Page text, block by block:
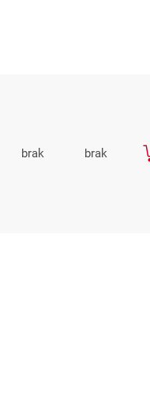
brak brak